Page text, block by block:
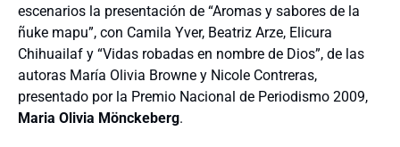
escenarios la presentación de “Aromas y sabores de la
ñuke mapu”, con Camila Yver, Beatriz Arze, Elicura
Chihuailaf y “Vidas robadas en nombre de Dios”, de las
autoras María Olivia Browne y Nicole Contreras,
presentado por la Premio Nacional de Periodismo 2009,
Maria Olivia Mönckeberg.